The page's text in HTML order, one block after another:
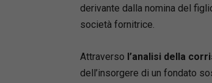
derivante dalla nomina del
società fornitrice.
Attraverso l’analisi della
dell’insorgere di un fondato